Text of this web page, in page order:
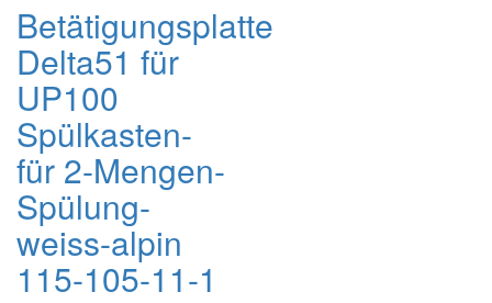
Betätigungsplatte
Delta51 für
UP100
Spülkasten-
für 2-Mengen-
Spülung-
weiss-alpin
115-105-11-1